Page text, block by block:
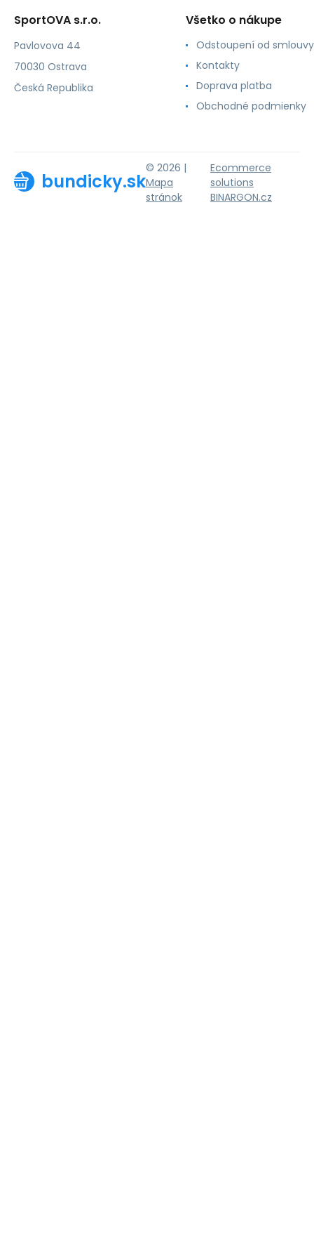
SportOVA s.r.o.
Pavlovova 44
70030 Ostrava
Česká Republika
Všetko o nákupe
Odstoupení od smlouvy
Kontakty
Doprava platba
Obchodné podmienky
bundicky.sk
© 2026 |
Mapa
stránok
Ecommerce
solutions
BINARGON.cz